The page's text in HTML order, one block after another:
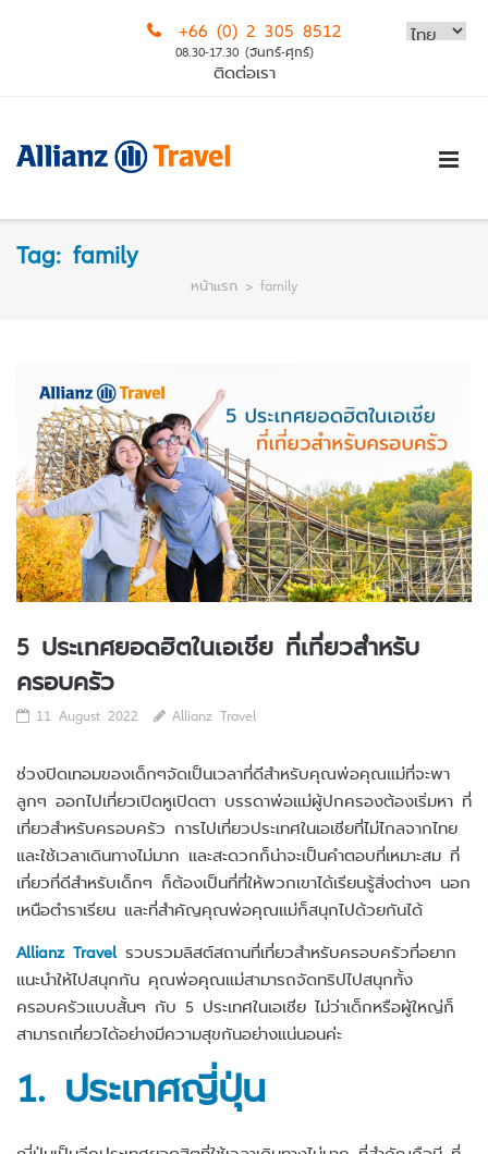
+66 (0) 2 305 8512
08.30-17.30 (จันทร์-ศุกร์)
ติดต่อเรา
Tag: family
หน้าแรก > family
5 ประเทศยอดฮิตในเอเชีย ที่เที่ยวสำหรับ
ครอบครัว
11 August 2022 Allianz Travel
ช่วงปิดเทอมของเด็กๆจัดเป็นเวลาที่ดีสำหรับคุณพ่อคุณแม่ที่จะพา
ลูกๆ ออกไปเที่ยวเปิดหูเปิดตา บรรดาพ่อแม่ผู้ปกครองต้องเริ่มหา ที่
เที่ยวสำหรับครอบครัว การไปเที่ยวประเทศในเอเชียที่ไม่ไกลจากไทย
และใช้เวลาเดินทางไม่มาก และสะดวกก็น่าจะเป็นคำตอบที่เหมาะสม ที่
เที่ยวที่ดีสำหรับเด็กๆ ก็ต้องเป็นที่ที่ให้พวกเขาได้เรียนรู้สิ่งต่างๆ นอก
เหนือตำราเรียน และที่สำคัญคุณพ่อคุณแม่ก็สนุกไปด้วยกันได้
Allianz Travel รวบรวมลิสต์สถานที่เที่ยวสำหรับครอบครัวที่อยาก
แนะนำให้ไปสนุกกัน คุณพ่อคุณแม่สามารถจัดทริปไปสนุกทั้ง
ครอบครัวแบบสั้นๆ กับ 5 ประเทศในเอเชีย ไม่ว่าเด็กหรือผู้ใหญ่ก็
สามารถเที่ยวได้อย่างมีความสุขกันอย่างแน่นอนค่ะ
1. ประเทศญี่ปุ่น